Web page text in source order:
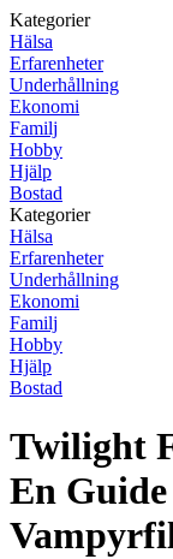
Kategorier
Hälsa
Erfarenheter
Underhållning
Ekonomi
Familj
Hobby
Hjälp
Bostad
Kategorier
Hälsa
Erfarenheter
Underhållning
Ekonomi
Familj
Hobby
Hjälp
Bostad
Twilight
En